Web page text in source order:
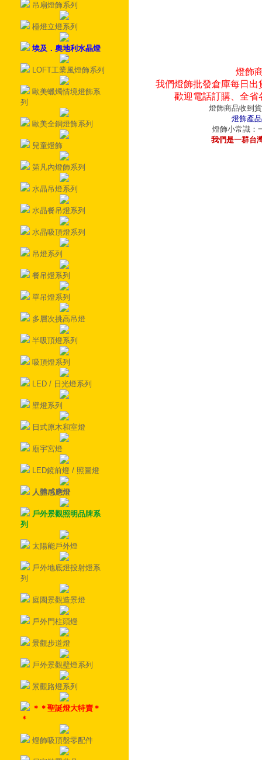
吊扇燈飾系列
檯燈立燈系列
埃及．奧地利水晶燈
LOFT工業風燈飾系列
歐美蠟燭情境燈飾系
列
歐美全銅燈飾系列
兒童燈飾
第凡內燈飾系列
水晶吊燈系列
水晶餐吊燈系列
水晶吸頂燈系列
吊燈系列
餐吊燈系列
單吊燈系列
多層次挑高吊燈
半吸頂燈系列
吸頂燈系列
LED / 日光燈系列
壁燈系列
日式原木和室燈
廟宇宮燈
LED鏡前燈 / 照圖燈
人體感應燈
戶外景觀照明品牌系
列
太陽能戶外燈
戶外地底燈投射燈系
列
庭園景觀造景燈
戶外門柱頭燈
景觀步道燈
戶外景觀壁燈系列
景觀路燈系列
＊＊聖誕燈大特賣＊
＊
燈飾吸頂盤零配件
燈飾
我們燈飾批發倉庫每日
歡迎電話訂購、全
燈飾商品收到
燈飾產
燈飾小常識：
我們是一群台